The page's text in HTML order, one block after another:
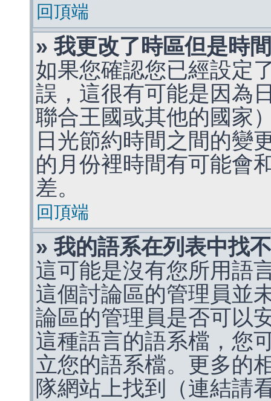
回頂端
» 我更改了時區但是時
如果您確認您已經設定
誤，這很有可能是因為
聯合王國或其他的國家
日光節約時間之間的變
的月份裡時間有可能會
差。
回頂端
» 我的語系在列表中找
這可能是沒有您所用語
這個討論區的管理員並
論區的管理員是否可以
這種語言的語系檔，您
立您的語系檔。更多的
隊網站上找到（連結請